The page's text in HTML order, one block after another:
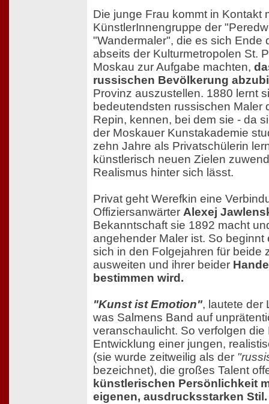
Die junge Frau kommt in Kontakt
KünstlerInnengruppe der
"Wandermaler", die es sich Ende
abseits der Kulturmetropolen St.
Moskau zur Aufgabe machten,
russischen Bevölkerung
Provinz auszustellen. 1880 lernt
bedeutendsten russischen Maler
Repin, kennen, bei dem sie - da
der Moskauer Kunstakademie
zehn Jahre als Privatschülerin
künstlerisch neuen Zielen
Realismus hinter sich lässt.
Privat geht Werefkin eine
Offiziersanwärter Alexej
Bekanntschaft sie 1892 macht
angehender Maler ist. So
sich in den Folgejahren für beide
ausweiten und ihrer beider
bestimmen wird.
"Kunst ist Emotion", lautete der
was Salmens Band auf
veranschaulicht. So verfolgen
Entwicklung einer jungen,
(sie wurde zeitweilig als der
bezeichnet), die großes Talent
künstlerischen Persönlichkeit
eigenen, ausdrucksstarken Stil.